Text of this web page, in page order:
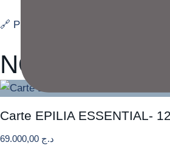
🔗 Prenez rendez-vous ici
NOS PRIX
Carte EPILIA ESSENTIAL-
د.ج